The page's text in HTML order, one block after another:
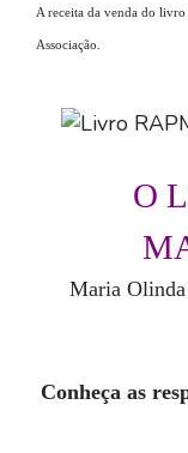
A receita da venda do
Associação.
O
Maria
Conheça as